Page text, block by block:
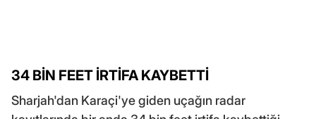
34 BİN FEET İRTİFA KAYBETTİ
Sharjah'dan Karaçi'ye giden uçağın radar